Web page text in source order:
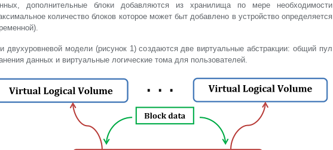
дополнительные блоки добавляются из хранилища по мере необходимости
количество блоков которое может быт добавлено в устройство определяется
двухуровневой модели (рисунок 1) создаются две виртуальные абстракции: общий пул
данных и виртуальные логические тома для пользователей.